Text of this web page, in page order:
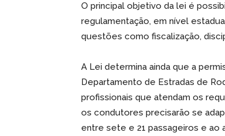
O principal objetivo da lei é
regulamentação, em nível
questões como fiscalização,
A Lei determina ainda que a
Departamento de Estradas de
profissionais que atendam os
os condutores precisarão se
entre sete e 21 passageiros e ao